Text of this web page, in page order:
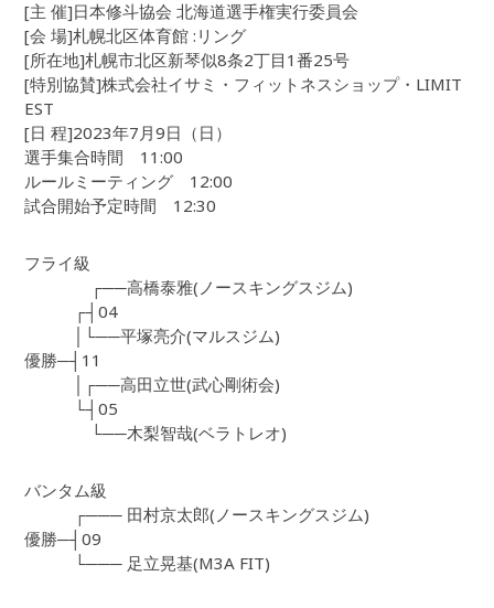
[主 催]日本修斗協会 北海道選手権実行委員会
[会 場]札幌北区体育館 :リング
[所在地]札幌市北区新琴似8条2丁目1番25号
[特別協賛]株式会社イサミ・フィットネスショップ・LIMIT
EST
[日 程]2023年7月9日（日）
選手集合時間 11:00
ルールミーティング 12:00
試合開始予定時間 12:30
フライ級
┌──高橋泰雅(ノースキングスジム)
┌┤04
│└──平塚亮介(マルスジム)
優勝─┤11
│┌──高田立世(武心剛術会)
└┤05
└──木梨智哉(ベラトレオ)
バンタム級
┌─── 田村京太郎(ノースキングスジム)
優勝─┤09
└─── 足立晃基(M3A FIT)